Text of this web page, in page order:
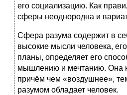
его социализацию. Как
сферы неоднородна и
Сфера разума содержит в
высокие мысли человека,
планы, определяет его
мышлению и мечтанию. Она
причём чем «воздушнее»,
разумом обладает человек.